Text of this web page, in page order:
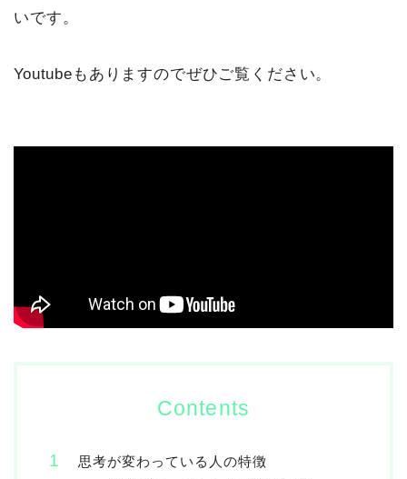
いです。
Youtubeもありますのでぜひご覧ください。
Contents
思考が変わっている人の特徴